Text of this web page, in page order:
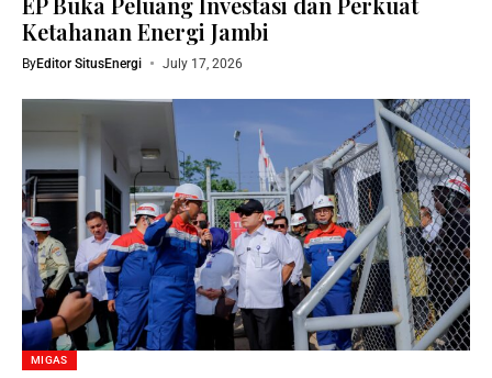
Ketahanan Energi Jambi
ByEditor SitusEnergi July 17, 2026
MIGAS